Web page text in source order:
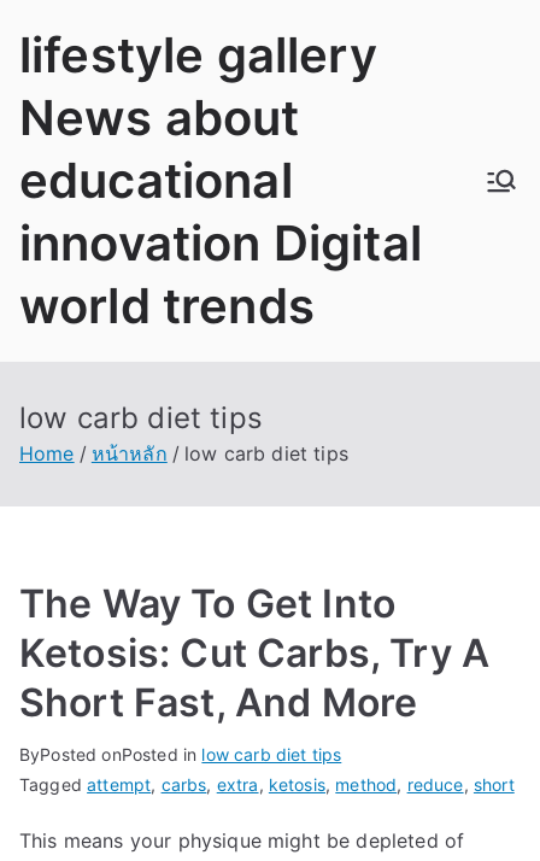
lifestyle gallery
News about
educational
innovation Digital
world trends
low carb diet tips
Home หน้าหลัก low carb diet tips
The Way To Get Into
Ketosis: Cut Carbs, Try A
Short Fast, And More
ByPosted onPosted in low carb diet tips
Taggedattempt, carbs, extra, ketosis, method, reduce, short
This means your physique might be depleted of